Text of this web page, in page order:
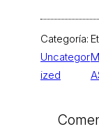
Categoría:
Uncategor
ized